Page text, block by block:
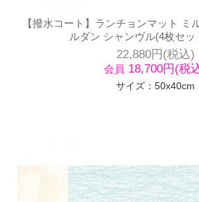
【撥水コート】ランチョンマット ミ
ルダン シャンヴル(4枚セッ
22,880円(税込)
会員 18,700円(税
サイズ：50x40cm